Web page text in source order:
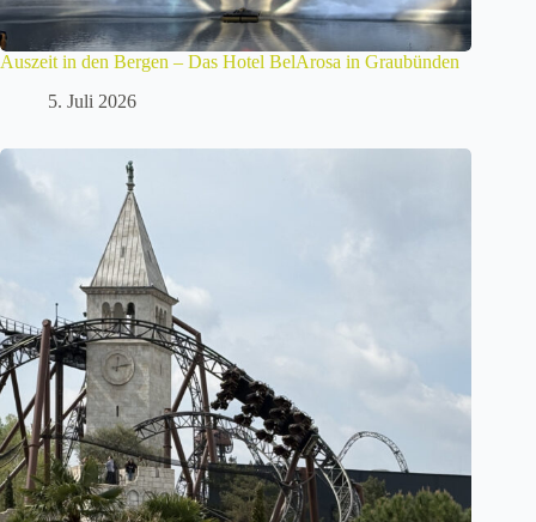
Auszeit in den Bergen – Das Hotel BelArosa in Graubünden
5. Juli 2026